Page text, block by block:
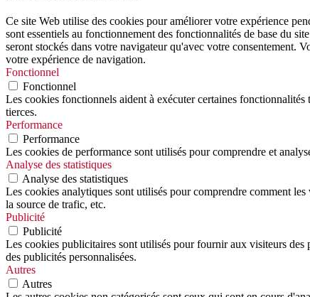
Ce site Web utilise des cookies pour améliorer votre expérience
sont essentiels au fonctionnement des fonctionnalités de base du
seront stockés dans votre navigateur qu'avec votre consentement.
votre expérience de navigation.
Fonctionnel
Fonctionnel
Les cookies fonctionnels aident à exécuter certaines
tierces.
Performance
Performance
Les cookies de performance sont utilisés pour comprendre et
Analyse des statistiques
Analyse des statistiques
Les cookies analytiques sont utilisés pour comprendre comment
la source de trafic, etc.
Publicité
Publicité
Les cookies publicitaires sont utilisés pour fournir aux visiteurs
des publicités personnalisées.
Autres
Autres